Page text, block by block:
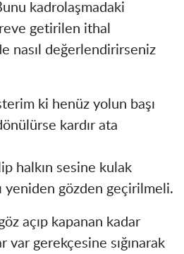
kadrolaşmadaki
getirilen ithal
nasıl değerlendirirseniz
ki henüz yolun başı
kardır ata
halkın sesine kulak
yeniden gözden geçirilmeli.
açıp kapanan kadar
var gerekçesine sığınarak